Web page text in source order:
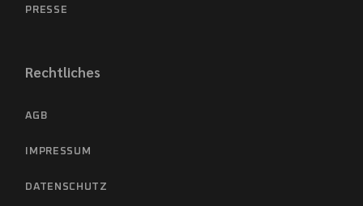
PRESSE
Rechtliches
AGB
IMPRESSUM
DATENSCHUTZ